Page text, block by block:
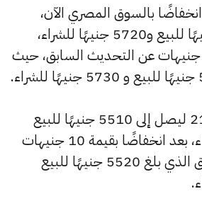
وشهد سعر عيار 22 انخفاضًا بالسوق المصري الآن،
حيث بلغ 5770 جنيهًا للبيع و5720 جنيهًا للشراء،
منخفضًا بمقدار 10 جنيهات عن التحديث السابق، حيث
وانخفض سعر عيار 21 ليصل إلى 5510 جنيهًا للبيع
و5460 جنيهًا للشراء، بعد انخفاضًا بقيمة 10 جنيهات
مقارنة بالسعر السابق الذي بلغ 5520 جنيهًا للبيع